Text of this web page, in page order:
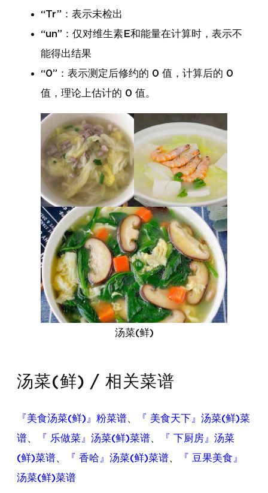
“Tr”：表示未检出
“un”：仅对维生素E和能量在计算时，表示不
能得出结果
“0”：表示测定后修约的 0 值，计算后的 0
值，理论上估计的 0 值。
汤菜(鲜)
汤菜(鲜) / 相关菜谱
『美食汤菜(鲜)』粉菜谱、
『 美食天下』汤菜(鲜)菜
谱、 『 乐做菜』汤菜(鲜)菜谱、
『 下厨房』汤菜
(鲜)菜谱、 『 香哈』汤菜(鲜)菜谱、
『 豆果美食』
汤菜(鲜)菜谱